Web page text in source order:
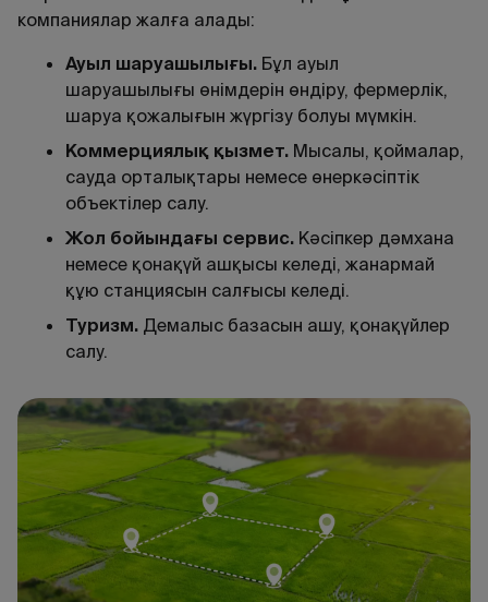
компаниялар жалға алады:
Ауыл шаруашылығы. Бұл ауыл
шаруашылығы өнімдерін өндіру, фермерлік,
шаруа қожалығын жүргізу болуы мүмкін.
Коммерциялық қызмет. Мысалы, қоймалар,
сауда орталықтары немесе өнеркәсіптік
объектілер салу.
Жол бойындағы сервис. Кәсіпкер дәмхана
немесе қонақүй ашқысы келеді, жанармай
құю станциясын салғысы келеді.
Туризм. Демалыс базасын ашу, қонақүйлер
салу.